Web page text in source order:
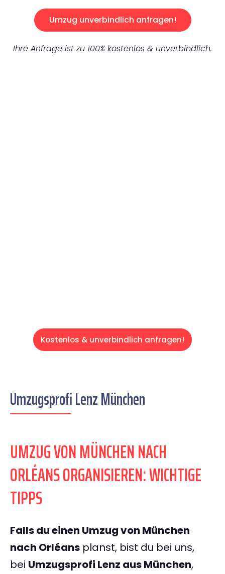
Umzug unverbindlich anfragen!
Ihre Anfrage ist zu 100% kostenlos & unverbindlich.
Kostenlos & unverbindlich anfragen!
Umzugsprofi Lenz München
UMZUG VON MÜNCHEN NACH
ORLÉANS ORGANISIEREN: WICHTIGE
TIPPS
Falls du einen Umzug von München
nach Orléans planst, bist du bei uns,
bei Umzugsprofi Lenz aus München,